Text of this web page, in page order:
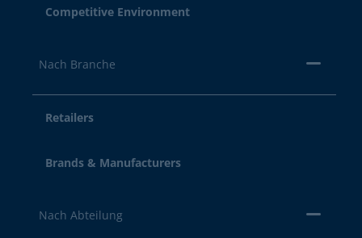
Competitive Environment
Nach Branche
Retailers
Brands & Manufacturers
Nach Abteilung